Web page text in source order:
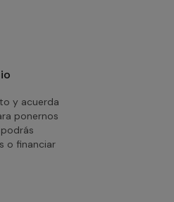
y acuerda
ponernos
o financiar